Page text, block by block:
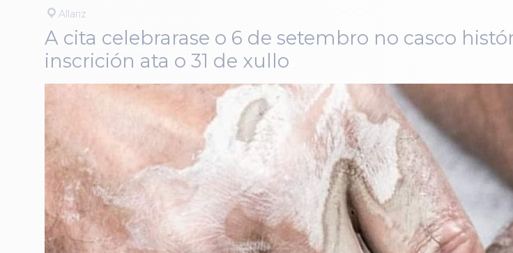
Allariz
A cita celebrarase o 6 de setembro no casco
inscrición ata o 31 de xullo